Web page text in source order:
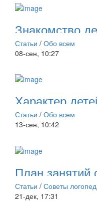
Знакомство
Статьи / Обо всем
08-сен, 10:27
Характер
Статьи / Обо всем
13-сен, 10:42
План занятий
Статьи / Советы
21-дек, 17:31